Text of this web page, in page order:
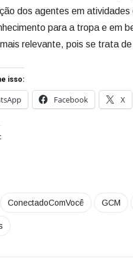
dos agentes em
para a tropa e em
mais relevante, pois se trata
isso:
Facebook X
ConectadoComVocê GCM